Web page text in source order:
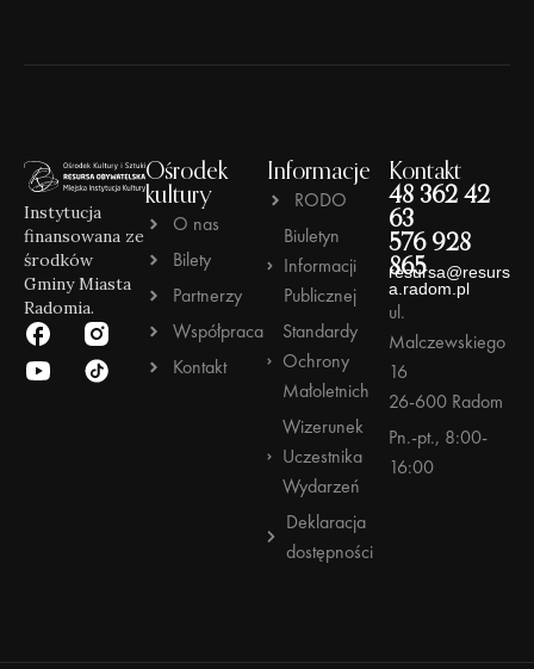
Instytucja
finansowana ze
środków
Gminy Miasta
Radomia.
Ośrodek
kultury
O nas
Bilety
Partnerzy
Współpraca
Kontakt
Informacje
RODO
Biuletyn
Informacji
Publicznej
Standardy
Ochrony
Małoletnich
Wizerunek
Uczestnika
Wydarzeń
Deklaracja
dostępności
Kontakt
48 362 42
63
576 928
865
resursa@resurs
a.radom.pl
ul.
Malczewskiego
16
26-600 Radom
Pn.-pt., 8:00-
16:00